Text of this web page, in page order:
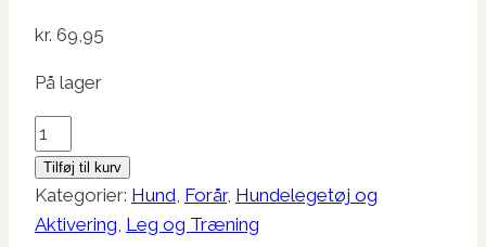
kr. 69,95
På lager
Bungee
Fun
Med
Plys
Tilføj til kurv
Kategorier: Hund, Forår, Hundelegetøj og
Aktivering, Leg og Træning